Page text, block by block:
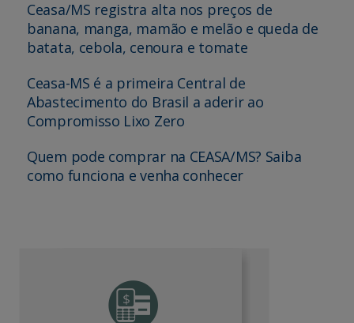
Ceasa/MS registra alta nos preços de
banana, manga, mamão e melão e queda de
batata, cebola, cenoura e tomate
Ceasa-MS é a primeira Central de
Abastecimento do Brasil a aderir ao
Compromisso Lixo Zero
Quem pode comprar na CEASA/MS? Saiba
como funciona e venha conhecer